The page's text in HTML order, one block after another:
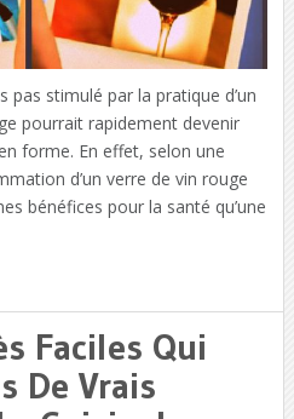
pas stimulé par la pratique d’un
pourrait rapidement devenir
forme. En effet, selon une
d’un verre de vin rouge
bénéfices pour la santé qu’une
Faciles Qui
De Vrais